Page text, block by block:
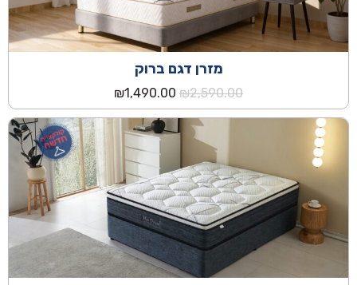
מזרן דגם ברוק
₪2,590.00
המחיר
המקורי
היה:
₪2,590.00.
₪1,490.00
הנוכחי
הוא:
₪1,490.00.